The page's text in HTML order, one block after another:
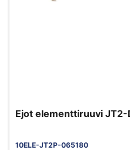
Ejot elementtiruuvi
10ELE-JT2P-065180